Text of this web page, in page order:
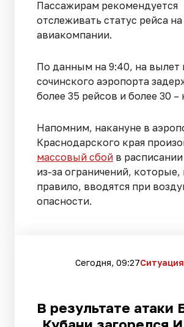
Пассажирам рекомендуется
отслеживать статус рейса
авиакомпании.
По данным на 9:40, на вылет
сочинского аэропорта
более 35 рейсов и более 30 –
Напомним, накануне в
Краснодарского края
массовый сбой в
из-за ограничений, которые,
правило, вводятся при
опасности.
Сегодня, 09:27Ситуация
В результате атаки